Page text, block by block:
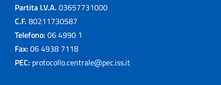
Partita I.V.A. 03657731000
C.F. 80211730587
Telefono: 06 4990 1
Fax: 06 4938 7118
PEC: protocollo.centrale@pec.iss.it